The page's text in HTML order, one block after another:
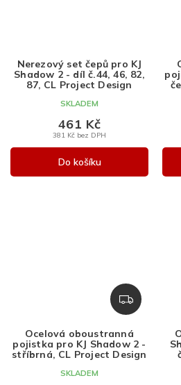
Nerezový set čepů pro KJ
Shadow 2 - díl č.44, 46, 82,
87, CL Project Design
SKLADEM
381 Kč bez DPH
461 Kč
Do košíku
Z
D
R
M
Ocelová oboustranná
pojistka pro KJ Shadow 2 -
stříbrná, CL Project Design
SKLADEM